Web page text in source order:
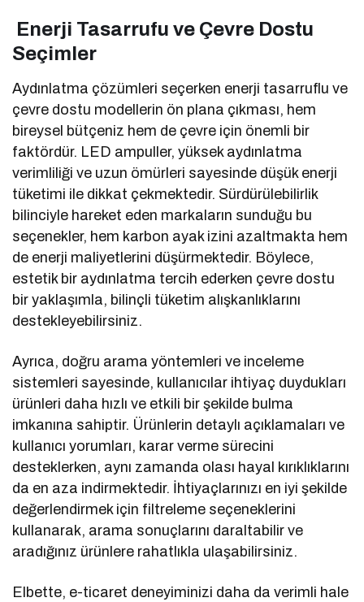
Enerji Tasarrufu ve Çevre Dostu
Seçimler
Aydınlatma çözümleri seçerken enerji tasarruflu ve
çevre dostu modellerin ön plana çıkması, hem
bireysel bütçeniz hem de çevre için önemli bir
faktördür. LED ampuller, yüksek aydınlatma
verimliliği ve uzun ömürleri sayesinde düşük enerji
tüketimi ile dikkat çekmektedir. Sürdürülebilirlik
bilinciyle hareket eden markaların sunduğu bu
seçenekler, hem karbon ayak izini azaltmakta hem
de enerji maliyetlerini düşürmektedir. Böylece,
estetik bir aydınlatma tercih ederken çevre dostu
bir yaklaşımla, bilinçli tüketim alışkanlıklarını
destekleyebilirsiniz.
Ayrıca, doğru arama yöntemleri ve inceleme
sistemleri sayesinde, kullanıcılar ihtiyaç duydukları
ürünleri daha hızlı ve etkili bir şekilde bulma
imkanına sahiptir. Ürünlerin detaylı açıklamaları ve
kullanıcı yorumları, karar verme sürecini
desteklerken, aynı zamanda olası hayal kırıklıklarını
da en aza indirmektedir. İhtiyaçlarınızı en iyi şekilde
değerlendirmek için filtreleme seçeneklerini
kullanarak, arama sonuçlarını daraltabilir ve
aradığınız ürünlere rahatlıkla ulaşabilirsiniz.
Elbette, e-ticaret deneyiminizi daha da verimli hale